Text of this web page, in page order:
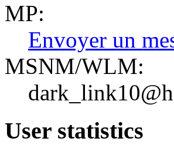
MP:
Envoyer un
MSNM/WLM:
User statistics